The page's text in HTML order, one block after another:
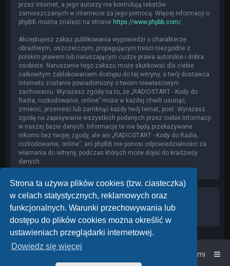
Strona ta używa plików cookies (tzw. ciasteczka)
w celach statystycznych, reklamowych oraz
funkcjonalnych. Warunki przechowywania lub
dostępu do plików cookies można określić w
ustawieniach przeglądarki internetowej.
Dowiedz się więcej
przez internet, a jego autorzy nie kontrolują tekstów
zamieszczanych w internecie za jego pomocą. Więcej informacji o
phpBB można znaleźć na stronie https://www.phpbb.com/
Akceptujesz zakaz publikowania wypowiedzi o charakterze
obraźliwym, oszczerczym, propagującym treści niezgodne z
polskim prawem lub naruszającym cudze prawa autorskie i dobra
osobiste. Naruszenie tego zakazu może skutkować dla ciebie
całkowitym zablokowaniem dostępu do tej witryny, a twój dostawca
internetu zostanie powiadomiony o twoim niewłaściwym
zachowaniu. Wyrażasz zgodę na to, że „RADIOSTART - Kody do
Radia, rozkodowanie, online” może w każdej chwili usunąć,
zmienić, przenieść lub zamknąć każdy twój temat, post. Wyrażasz
zgodę na zapisywanie wszystkich podanych przez ciebie informacji
w naszej bazie danych. Informacje te nie będą przekazywane
nikomu bez twojej zgody, ale ani „RADIOSTART - Kody do Radia,
rozkodowanie, online”, ani phpBB nie ponosi odpowiedzialności za
włamania do witryny, podczas których może dojść do kradzieży
danych.
Strona główna Kontakt z nami